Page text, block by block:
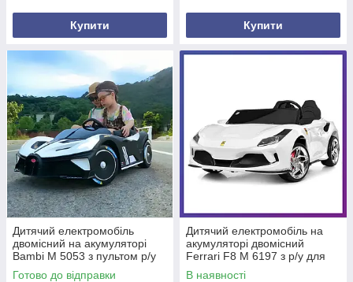
Купити Купити
Дитячий електромобіль
двомісний на акумуляторі
Bambi M 5053 з пультом р/у
для дітей 3-8 років Білий
Готово до відправки
Дитячий електромобіль на
акумуляторі двомісний
Ferrari F8 M 6197 з р/у для
дітей 3-8 років Білий
В наявності